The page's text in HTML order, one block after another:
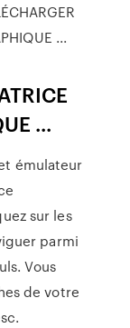
...
...
émulateur
sur les
parmi
Vous
de votre